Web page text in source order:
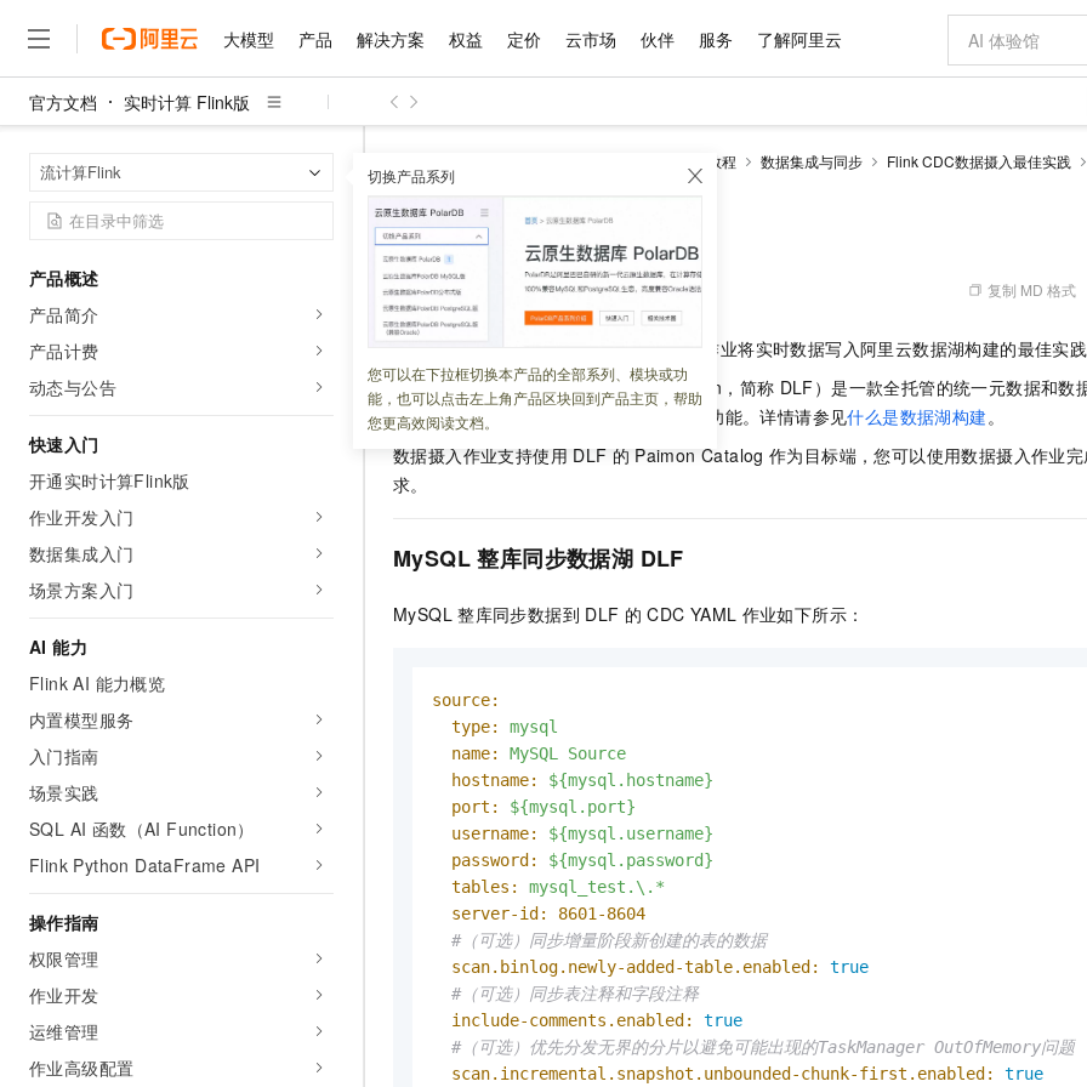
大模型 产品 解决方案 权益 定价 云市场 伙伴 服务 了解阿里云
官方文档 实时计算 Flink版
流计算Flink 切换产品系列
您可以在下拉框切换本产品的全部系列、模块或功
能，也可以点击左上角产品区块回到产品主页，帮助
您更高效阅读文档。
产品概述
产品简介
产品计费
动态与公告
快速入门
开通实时计算Flink版
作业开发入门
数据集成入门
场景方案入门
AI 能力
Flink AI 能力概览
内置模型服务
入门指南
场景实践
SQL AI 函数（AI Function）
Flink Python DataFrame API
操作指南
权限管理
作业开发
运维管理
作业高级配置
实践教程 数据集成与同步 Flink CDC数据摄入最佳实践
数据库数据实时入湖
更新时间： 2026-02-05 07:46:51 复制 MD 格式
作业将实时数据写入阿里云数据湖构建的最佳实践
阿里云数据湖构建（Data Lake Formation，简称 DLF）是一款全托管的统一元数据和数
提供元数据管理、权限管理和存储优化等功能。详情请参见什么是数据湖构建。
数据摄入作业支持使用 DLF 的 Paimon Catalog 作为目标端，您可以使用数据摄入作业
求。
MySQL 整库同步数据湖 DLF
MySQL 整库同步数据到 DLF 的 CDC YAML 作业如下所示：
source:
type:
mysql
name:
MySQL
Source
hostname:
${mysql.hostname}
port:
${mysql.port}
username:
${mysql.username}
password:
${mysql.password}
tables:
mysql_test.\.*
server-id:
8601 -8604
#（可选）同步增量阶段新创建的表的数据
scan.binlog.newly-added-table.enabled:
true
#（可选）同步表注释和字段注释
include-comments.enabled:
true
#（可选）优先分发无界的分片以避免可能出现的TaskManager OutOfMemory问题
scan.incremental.snapshot.unbounded-chunk-first.enabled:
true
大模型
大模型
大模型
文本生成
Qwen3.8-Max HOT
智能体时代全能旗舰模型
Qwen3.7-Plus
能看、能想、能动手的多模态智能体模型
视觉 Coding、空间感知、多模态思考等全面升级
Kimi-K3
Kimi 最新旗舰模型，长程编程与推理利器
Deepseek-v4-pro
1M上下文，专为长程任务能力而生
让文字生成流
千问AI平台-Token Plan
千问AI平台-模型体验
在线体验全尺寸、多种模态的模型效果
Happy 系列大模型
大模型服务平台百炼-智能体
人工智能平台 PAI
大模型解决方案
快速部署 Dify，高效搭建 AI 应用
依托云原生高可用架构,实现Dify私有化部署 用1%尺寸在特定领域达到大模型90%以上效果
产品
精选产品
人工智能与机器学习
存储
网络与CDN
安全
数据库
大数据计算
媒体服务
企业服务与云通信
域名与网站
终端用户计算
Serverless
迁移与运维管理
精选产品
大模型服务平台百炼
大模型服务与应用平台
千问大模型
多元化、高性能、安全可靠的大模型服务
无影云电脑
随时随地安全接入的云上超级电脑
云解析DNS
云原生大数据计算服务 MaxCompute
域名与网站
对象存储 OSS
人工智能平台 PAI 大模型
一站式AI开发、训练和推理服务
Qoder CN
Qoder
面向真实软件
解决方案
精选解决方案
AI
现代化应用
安全
网络
上云与迁云
企业出海
政企业务
精选解决方案
千问办公，解锁你的工作新方式
企业级Agent产品，直接交付可用成果
Agency Agents：拥有专属领域专家
多领域专家智能体,一键组建 AI 虚拟交付团队
HappyHorse 打造一站式影视创作平台
快速拥有专属 OpenClaw
睿译宝，AI翻译排版一步到位
GLM-5.2：长任务时代开源旗舰模型
Hermes Agent，打造自进化智能体
自主进化，持久记忆，越用越聪明
Claude Code + GStack 打造工程团队
轻松解锁专属
5 分钟轻松部
权益 普惠上云
普惠上云 官方力荐
云服务器38元/年起，超值低价云产品抢先购
官方推荐返现计划
推荐新用户得奖励，单订单最高返9万
云工开物
高校专属算力普惠，学生认证享300元代金券
免费试用
解决方案免费试用 新老同享
AI 产品 免费试用
大模型ACA认证体验
助力企业全员 AI 认知与能力提升
AI 特惠
智启 AI 普惠权益
阿里云 OPC 创新助力计划
至高百万元 Token 补贴，加速一人公司成长
Token Plan 模型订阅计划
Qwen3.8-Max 首发尝鲜，限时加量 10 倍，夜间低至2折
千问办公，限时限量积分加倍 NEW
Night Plan 支持 Qwen 3.8-Max
AI 场景体
从图文生成到
AI 广告创作
图文、视频一
自动承接线
定价 产品定价
了解云产品的定价详情
云上成本管理
管理和优化成本
价格计算器
自助选配和估算价格
价格优势
推动算力普惠，释放技术红利
配置报价
云市场 精选商城
网站建设
多端小程序
Salesforce 国际版订阅
友盟天域
观测云
Tuya 物联网平台阿里云版
蓝凌 OA
电子合同
AI空中课堂在线直播课堂（旗舰版）
生态解决方案
行业生态解决方案
开发者生态解决方案
AI 开发和 AI 应用解决方案
数据与 API
数据集
身份实名认证
短信
OCR 文字识别
发票查验
天气预报查询
企业应用
ERP
400电话
广告营销
基础软件
JAVA
操作系统
伙伴 成为销售伙伴
分销伙伴
咨询伙伴
销售伙伴合作计划
Salesforce On Alibaba Cloud
Consulting Partner 合作计划
AI 大模型销售与服务生态合作计划
成为产品伙伴
产品生态集成认证中心
产品生态伙伴工作台
产品伙伴
云网络合作计
Salesforce
计划
服务 售前咨询
在线服务
售后服务
自助服务
工单服务
短信专区
企业增值服务
企业支持计划
企业增值服务台
企业成长
服务实践
阿里云认证
信息公告
官网公告
了解阿里云 为什么选择阿里云
什么是云计算
技术领先
稳定可靠
安全合规
分析师报告
研究报告与白皮书
天池大赛
云开发大赛
入门学习赛
最佳实践
云上春晚
云栖战略参考
云上的中国
看见新力量
金融模力时刻
客户案例
市场活动
魔搭